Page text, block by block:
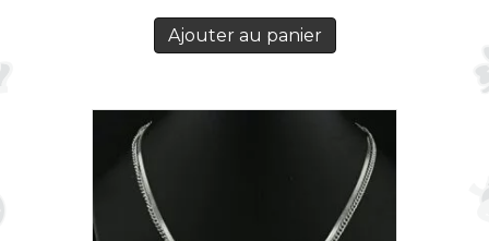
Ajouter au panier